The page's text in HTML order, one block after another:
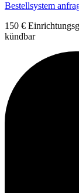
Bestellsystem
150 €
kündbar